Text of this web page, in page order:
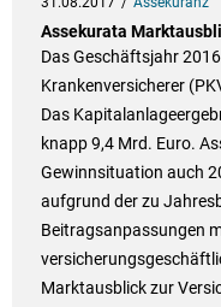
Assekurata
Das Geschäftsjahr
Krankenversicherer
Das
knapp 9,4 Mrd. Euro.
Gewinnsituation auch
aufgrund der zu
Beitragsanpassungen
Marktausblick zur